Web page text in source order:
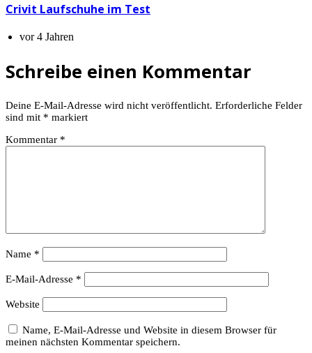
Crivit Laufschuhe im Test
vor 4 Jahren
Schreibe einen Kommentar
Deine E-Mail-Adresse wird nicht veröffentlicht. Erforderliche Felder
sind mit * markiert
Kommentar *
Name *
E-Mail-Adresse *
Website
Name, E-Mail-Adresse und Website in diesem Browser für
meinen nächsten Kommentar speichern.